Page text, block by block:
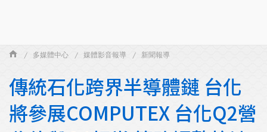
多媒體中心 媒體影音報導 新聞報導
傳統石化跨界半導體鏈 台化
將參展COMPUTEX 台化Q2營